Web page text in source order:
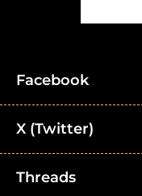
Facebook
X (Twitter)
Threads